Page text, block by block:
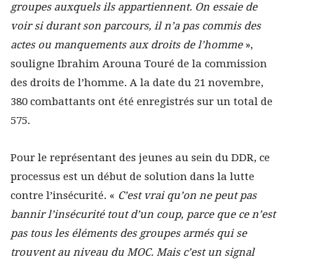
groupes auxquels ils appartiennent. On essaie de
voir si durant son parcours, il n’a pas commis des
actes ou manquements aux droits de l’homme»,
souligne Ibrahim Arouna Touré de la commission
des droits de l’homme. A la date du 21 novembre,
380 combattants ont été enregistrés sur un total de
575.
Pour le représentant des jeunes au sein du DDR, ce
processus est un début de solution dans la lutte
contre l’insécurité. « C’est vrai qu’on ne peut pas
bannir l’insécurité tout d’un coup, parce que ce n’est
pas tous les éléments des groupes armés qui se
trouvent au niveau du MOC. Mais c’est un signal